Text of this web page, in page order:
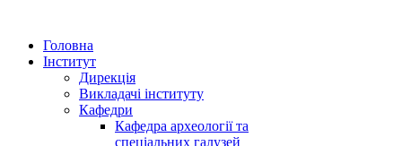
Головна
Інститут
Дирекція
Викладачі інституту
Кафедри
Кафедра археології та
спеціальних галузей